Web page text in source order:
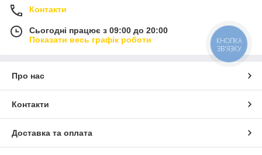
Контакти
Сьогодні працює з 09:00 до 20:00
Показати весь графік роботи
Про нас
Контакти
Доставка та оплата
КНОПКА
ЗВ'ЯЗКУ